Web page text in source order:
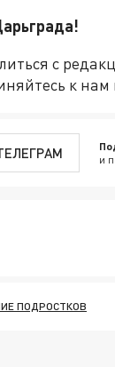
с
к нам
и
ПОДРОСТКОВ